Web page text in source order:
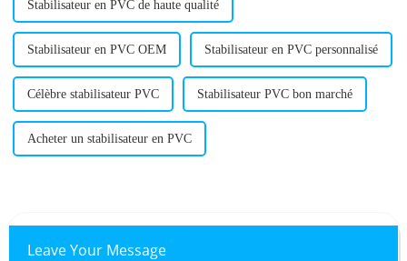
Stabilisateur en PVC de haute qualité
Stabilisateur en PVC OEM Stabilisateur en PVC personnalisé
Célèbre stabilisateur PVC Stabilisateur PVC bon marché
Acheter un stabilisateur en PVC
Leave Your Message